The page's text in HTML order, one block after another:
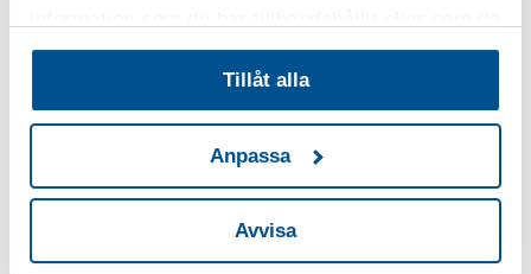
har samlat in när du har använt deras tjänster.
Tillåt alla
Anpassa
Avvisa
behöver hjälpen.
Automatisk Armeringsstation
Kategori:Potential innovations
Domarkommitténs motivering:Innovationen